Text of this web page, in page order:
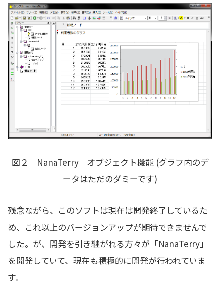
図２ NanaTerry オブジェクト機能 (グラフ内のデ
ータはただのダミーです)
残念ながら、このソフトは現在は開発終了しているた
め、これ以上のバージョンアップが期待できませんで
した。が、開発を引き継がれる方々が「NanaTerry」
を開発していて、現在も積極的に開発が行われていま
す。